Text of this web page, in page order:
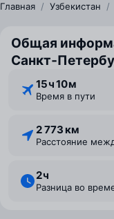
Главная / Узбекистан /
Общая
15 ⁠ч 10 ⁠м
Время в пути
2 773 км
Расстояние
2 ⁠ч
Разница во